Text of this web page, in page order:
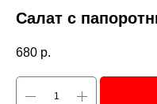
Салат с
680 р.